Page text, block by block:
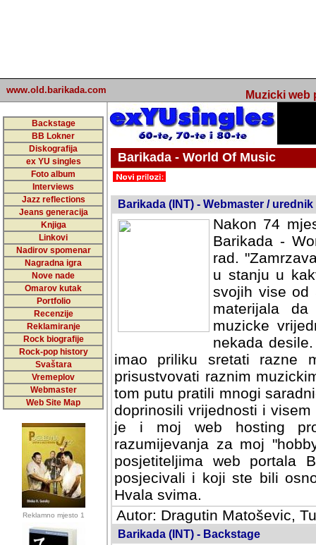
www.old.barikada.com Muzicki web
Backstage
BB Lokner
Diskografija
ex YU singles
Foto album
Interviews
Jazz reflections
Jeans generacija
Knjiga
Linkovi
Nadirov spomenar
Nagradna igra
Nove nade
Omarov kutak
Portfolio
Recenzije
Reklamiranje
Rock biografije
Rock-pop history
Svaštara
Vremeplov
Webmaster
Web Site Map
Reklamno mjesto 1
Barikada - World Of Music
Barikada (INT) - Webmaster / urednik
Nakon 74
Barikada -
rad.
u stanju u
svojih vise od
materijala
muzicke
nekada
imao priliku sretati razne
prisustvovati raznim
tom putu pratili mnogi
doprinosili vrijednosti i
je i moj web hosting
razumijevanja za moj
posjetiteljima web portala
posjecivali i koji ste bili
Hvala svima.
Autor: Dragutin Matoševic,
Barikada (INT) - Backstage